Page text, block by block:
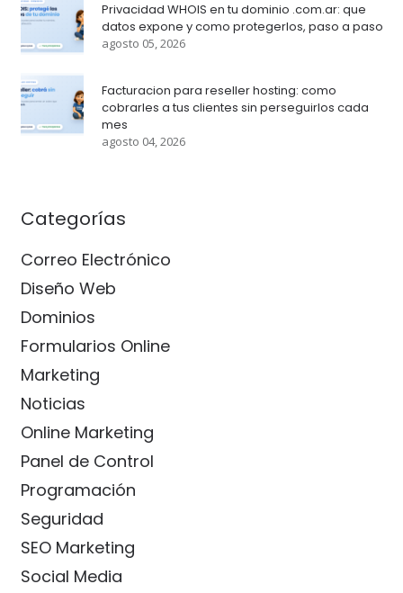
Privacidad WHOIS en tu dominio .com.ar: que
datos expone y como protegerlos, paso a paso
agosto 05, 2026
Facturacion para reseller hosting: como
cobrarles a tus clientes sin perseguirlos cada
mes
agosto 04, 2026
Categorías
Correo Electrónico
Diseño Web
Dominios
Formularios Online
Marketing
Noticias
Online Marketing
Panel de Control
Programación
Seguridad
SEO Marketing
Social Media